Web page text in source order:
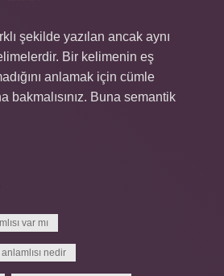
şekilde yazılan ancak aynı
Bir kelimenin eş
anlamak için cümle
bakmalısınız. Buna semantik
var mı
nedir